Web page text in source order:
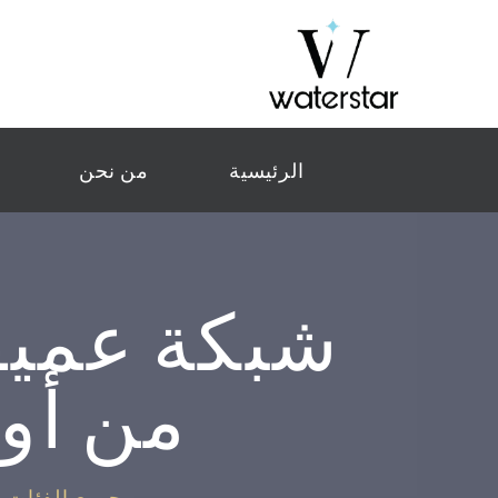
الرئيسية من نحن
شبكة
من